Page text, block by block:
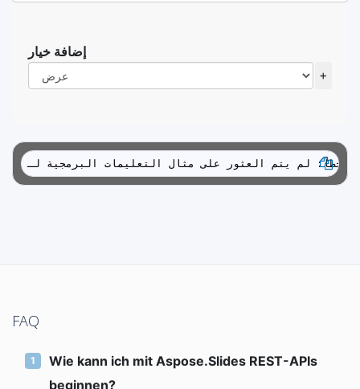
إضافة خيار
+
FAQ
Wie kann ich mit Aspose.Slides REST-APIs
beginnen?